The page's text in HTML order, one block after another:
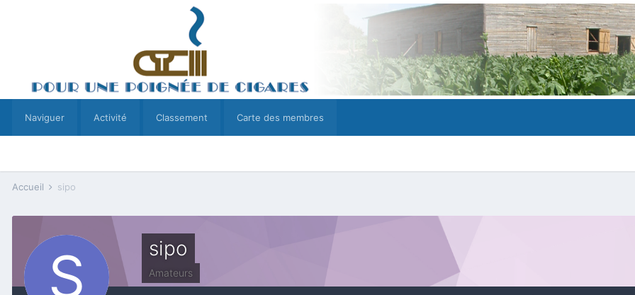
Naviguer Activité Classement Carte des membres
Accueil sipo
sipo
Amateurs